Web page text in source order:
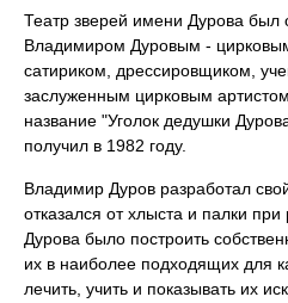
Театр зверей имени Дурова был
Владимиром Дуровым -
сатириком, дрессировщиком,
заслуженным цирковым
название "Уголок дедушки
получил в 1982 году.
Владимир Дуров разработал
отказался от хлыста и палки
Дурова было построить
их в наиболее подходящих для
лечить, учить и показывать их